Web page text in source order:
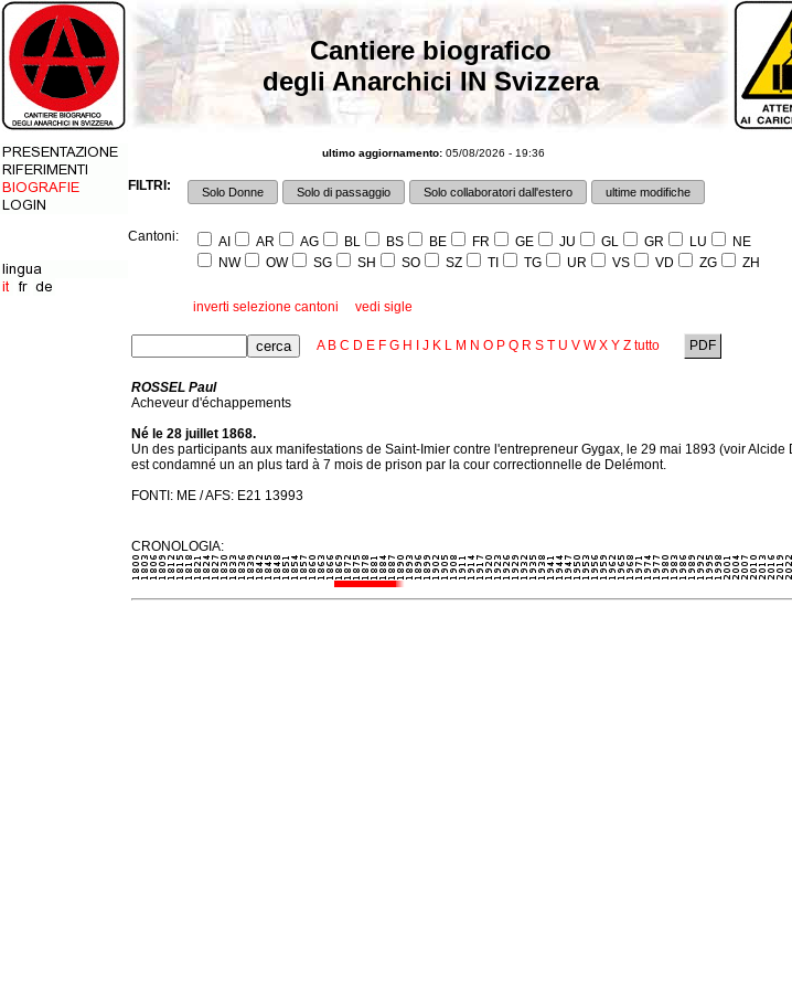
Cantiere biografico
degli Anarchici IN Svizzera
ultimo aggiornamento: 05/08/2026 - 19:36
FILTRI: Solo Donne Solo di passaggio Solo collaboratori dall'estero ultime modifiche
Cantoni: AI AR AG BL BS BE FR GE JU GL GR LU
NE
NW
OW SG SH SO SZ TI TG UR VS VD ZG ZH
inverti selezione cantoni vedi sigle
A B C D E F G H J K L M N O P Q R S T U V W X Y Z tutto PDF
ROSSEL Paul
Acheveur d'échappements
Né le 28 juillet 1868.
Un des participants aux manifestations de Saint-Imier contre l'entrepreneur Gygax, le 29 mai 1893 (voir Alcide
est condamné un an plus tard à 7 mois de prison par la cour correctionnelle de Delémont.
FONTI: ME / AFS: E21 13993
CRONOLOGIA: